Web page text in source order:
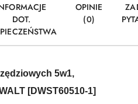
DOT.
OPINIE
(0)
5w1,
[DWST60510-1]